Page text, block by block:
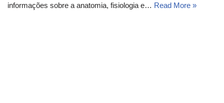
informações sobre a anatomia, fisiologia e… Read More »